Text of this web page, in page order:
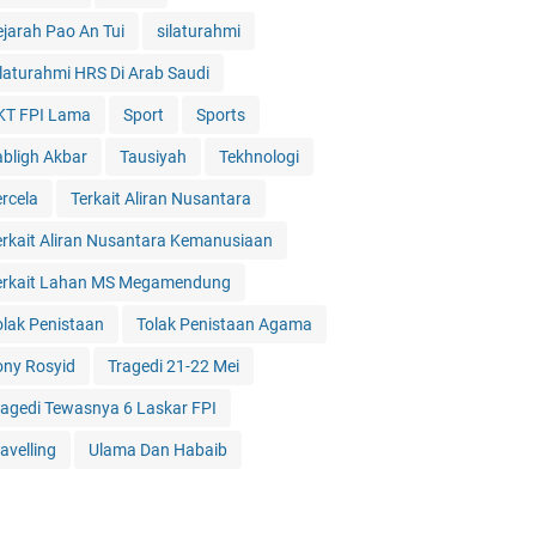
Pao An Tui silaturahmi
HRS Di Arab Saudi
FPI Lama Sport Sports
Akbar Tausiyah Tekhnologi
Terkait Aliran Nusantara
Aliran Nusantara Kemanusiaan
Lahan MS Megamendung
Penistaan Tolak Penistaan Agama
Rosyid Tragedi 21-22 Mei
Tewasnya 6 Laskar FPI
Ulama Dan Habaib